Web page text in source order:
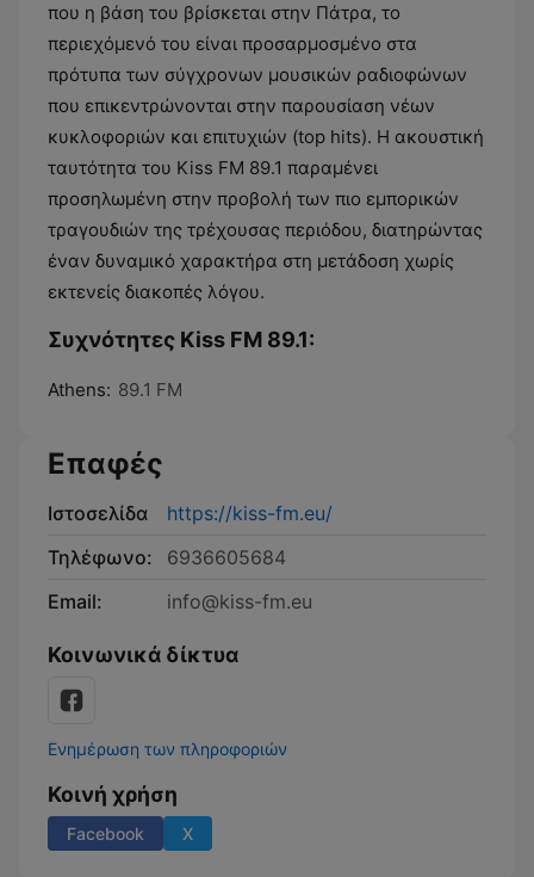
που η βάση του βρίσκεται στην Πάτρα, το
περιεχόμενό του είναι προσαρμοσμένο στα
πρότυπα των σύγχρονων μουσικών ραδιοφώνων
που επικεντρώνονται στην παρουσίαση νέων
κυκλοφοριών και επιτυχιών (top hits). Η ακουστική
ταυτότητα του Kiss FM 89.1 παραμένει
προσηλωμένη στην προβολή των πιο εμπορικών
τραγουδιών της τρέχουσας περιόδου, διατηρώντας
έναν δυναμικό χαρακτήρα στη μετάδοση χωρίς
εκτενείς διακοπές λόγου.
Συχνότητες Kiss FM 89.1:
Athens: 89.1 FM
Επαφές
Ιστοσελίδα
https://kiss-fm.eu/
Τηλέφωνο:
6936605684
Email:
info@kiss-fm.eu
Κοινωνικά δίκτυα
Ενημέρωση των πληροφοριών
Κοινή χρήση
Facebook X